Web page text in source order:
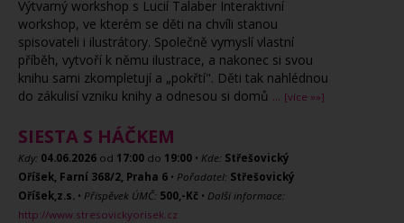
Výtvarný workshop s Lucií Talaber Interaktivní
workshop, ve kterém se děti na chvíli stanou
spisovateli i ilustrátory. Společně vymyslí vlastní
příběh, vytvoří k němu ilustrace, a nakonec si svou
knihu sami zkompletují a „pokřtí". Děti tak nahlédnou
do zákulisí vzniku knihy a odnesou si domů ... [více »»]
SIESTA S HÁČKEM
Kdy: 04.06.2026 od 17:00 do 19:00 • Kde: Střešovický
Oříšek, Farní 368/2, Praha 6 • Pořadatel: Střešovický
Oříšek,z.s. • Příspěvek ÚMČ: 500,-Kč • Další informace:
http://www.stresovickyorisek.cz